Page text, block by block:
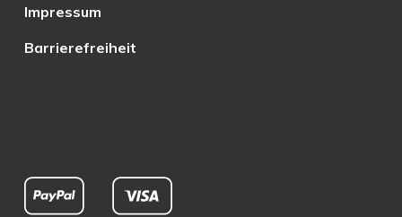
Impressum
Barrierefreiheit